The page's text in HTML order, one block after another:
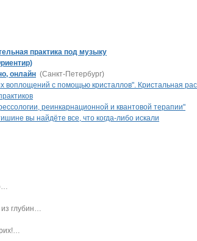
практика под музыку
онлайн (Санкт-Петербург)
с помощью кристаллов". Кристальная
реинкарнационной и квантовой терапии"
вы найдёте все, что когда-либо искали
…
глубин…
…